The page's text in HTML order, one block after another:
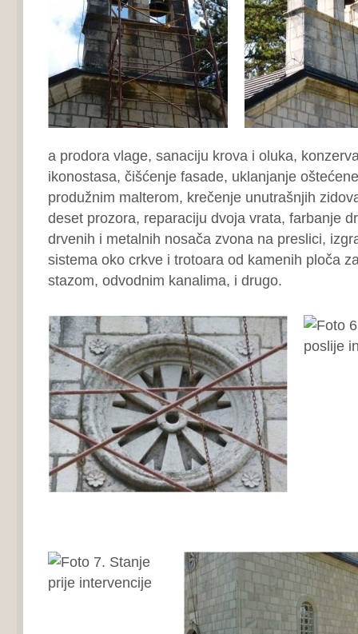
a prodora vlage, sanaciju krova i oluka,
ikonostasa, čišćenje fasade, uklanjanje
produžnim malterom, krečenje unutrašnjih
deset prozora, reparaciju dvoja vrata, farbanje
drvenih i metalnih nosača zvona na preslici,
sistema oko crkve i trotoara od kamenih ploča
stazom, odvodnim kanalima, i drugo.